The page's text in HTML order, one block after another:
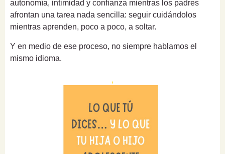
autonomía, intimidad y confianza mientras los padres
afrontan una tarea nada sencilla: seguir cuidándolos
mientras aprenden, poco a poco, a soltar.
Y en medio de ese proceso, no siempre hablamos el
mismo idioma.